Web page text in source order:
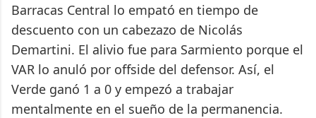
Barracas Central lo empató en tiempo de
descuento con un cabezazo de Nicolás
Demartini. El alivio fue para Sarmiento porque el
VAR lo anuló por offside del defensor. Así, el
Verde ganó 1 a 0 y empezó a trabajar
mentalmente en el sueño de la permanencia.